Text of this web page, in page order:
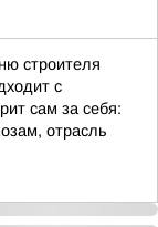
строителя
с
сам за себя:
отрасль